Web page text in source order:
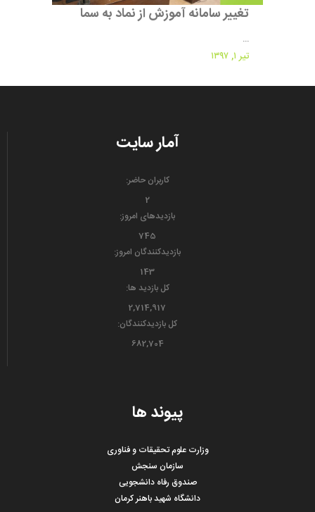
تغییر سامانه آموزش از نماد به سما
...
تیر ۱, ۱۳۹۷
آمار سایت
کاربران حاضر:
2
بازدیدهای امروز:
745
بازدیدکنندگان امروز:
143
کل بازدید ها:
2,714,917
کل بازدیدکنند‌گان:
682,704
پیوند ها
وزارت علوم تحقیقات و فناوری
سازمان سنجش
صندوق رفاه دانشجویی
دانشگاه شهید باهنر کرمان